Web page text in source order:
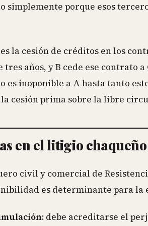
porque esos
la cesión de créditos en los
años, y B cede ese contrato
es inoponible a A hasta tanto
cesión prima sobre la libre
en el litigio chaqueño
civil y comercial de
es determinante para la
debe acreditarse el